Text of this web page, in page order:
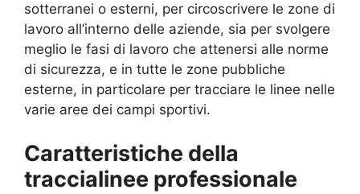
sotterranei o esterni, per circoscrivere le zone di
lavoro all’interno delle aziende, sia per svolgere
meglio le fasi di lavoro che attenersi alle norme
di sicurezza, e in tutte le zone pubbliche
esterne, in particolare per tracciare le linee nelle
varie aree dei campi sportivi.
Caratteristiche della
traccialinee professionale